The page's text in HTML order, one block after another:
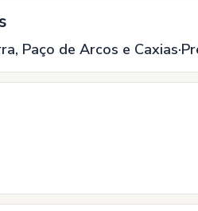
Paço de Arcos e Caxias